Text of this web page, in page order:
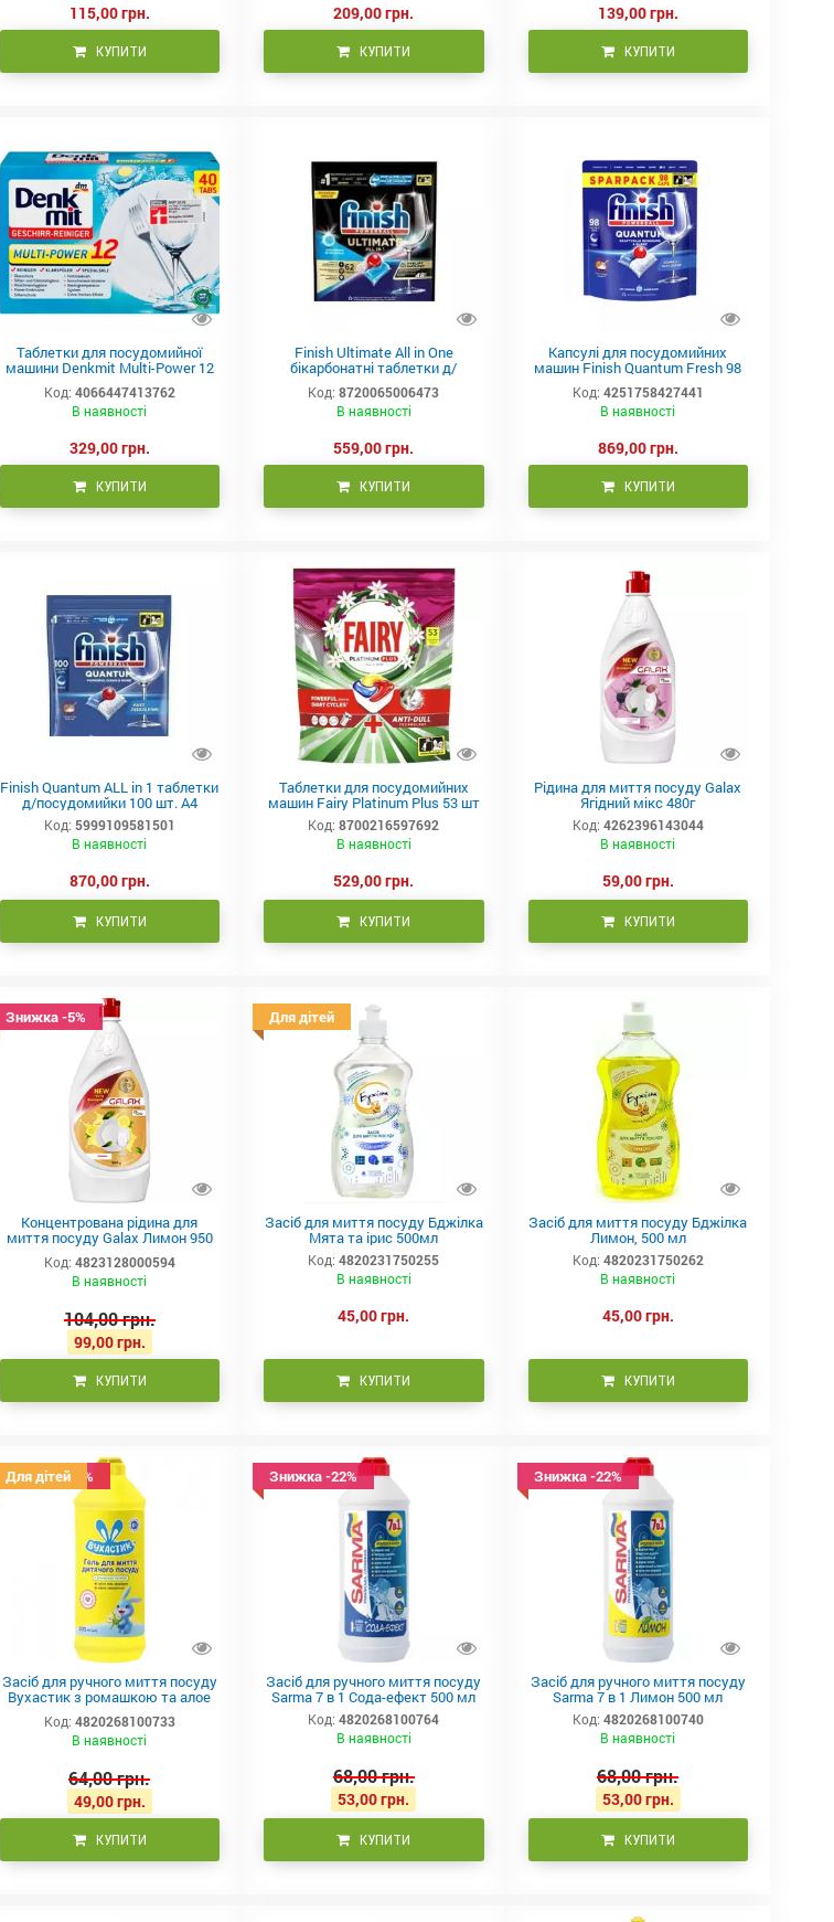
115,00 грн.
КУПИТИ
209,00 грн.
КУПИТИ
139,00 грн.
КУПИТИ
Таблетки для посудомийної
машини Denkmit Multi-Power 12
in1 40шт DM-02
Код: 4066447413762
В наявності
329,00 грн.
КУПИТИ
Finish Ultimate All in One
бікарбонатні таблетки д/
посудомийки 62 шт
Код: 8720065006473
В наявності
559,00 грн.
КУПИТИ
Капсулі для посудомийних
машин Finish Quantum Fresh 98
шт
Код: 4251758427441
В наявності
869,00 грн.
КУПИТИ
Finish Quantum ALL in 1 таблетки
д/посудомийки 100 шт. А4
Код: 5999109581501
В наявності
870,00 грн.
КУПИТИ
Таблетки для посудомийних
машин Fairy Platinum Plus 53 шт
Код: 8700216597692
В наявності
529,00 грн.
КУПИТИ
Рідина для миття посуду Galax
Ягідний мікс 480г
Код: 4262396143044
В наявності
59,00 грн.
КУПИТИ
Знижка -5%
Концентрована рідина для
миття посуду Galax Лимон 950
мл
Код: 4823128000594
В наявності
104,00 грн.
99,00 грн.
КУПИТИ
Для дітей
Засіб для миття посуду Бджілка
Мята та ірис 500мл
Код: 4820231750255
В наявності
45,00 грн.
КУПИТИ
Засіб для миття посуду Бджілка
Лимон, 500 мл
Код: 4820231750262
В наявності
45,00 грн.
КУПИТИ
Знижка -23%
Для дітей
Засіб для ручного миття посуду
Вухастик з ромашкою та алое
500 мл
Код: 4820268100733
В наявності
64,00 грн.
49,00 грн.
КУПИТИ
Знижка -22%
Засіб для ручного миття посуду
Sarma 7 в 1 Сода-ефект 500 мл
Код: 4820268100764
В наявності
68,00 грн.
53,00 грн.
КУПИТИ
Знижка -22%
Засіб для ручного миття посуду
Sarma 7 в 1 Лимон 500 мл
Код: 4820268100740
В наявності
68,00 грн.
53,00 грн.
КУПИТИ